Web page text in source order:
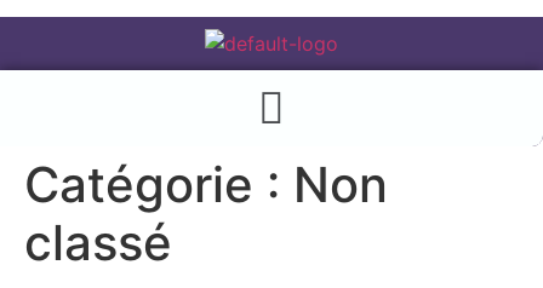
Catégorie : Non
classé